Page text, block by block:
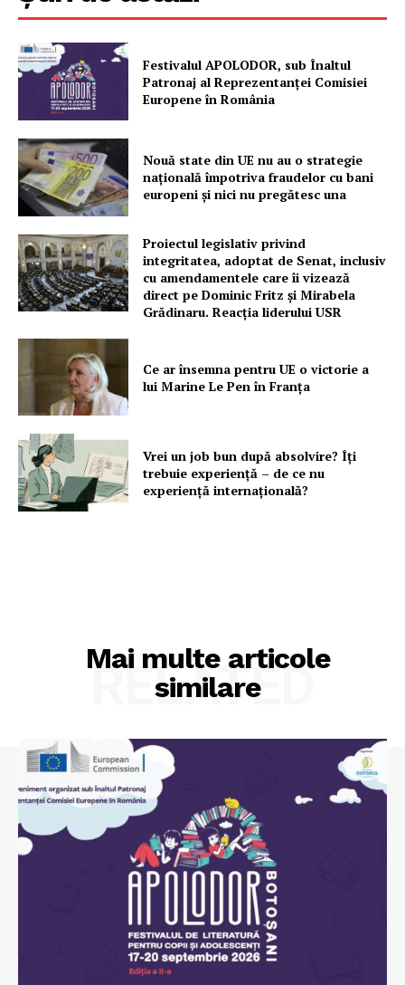
Festivalul APOLODOR, sub Înaltul
Patronaj al Reprezentanței Comisiei
Europene în România
Nouă state din UE nu au o strategie
națională împotriva fraudelor cu bani
europeni și nici nu pregătesc una
Proiectul legislativ privind
integritatea, adoptat de Senat, inclusiv
cu amendamentele care îi vizează
direct pe Dominic Fritz și Mirabela
Grădinaru. Reacția liderului USR
Ce ar însemna pentru UE o victorie a
lui Marine Le Pen în Franța
Vrei un job bun după absolvire? Îți
trebuie experiență – de ce nu
experiență internațională?
Mai multe articole
similare
RELATED